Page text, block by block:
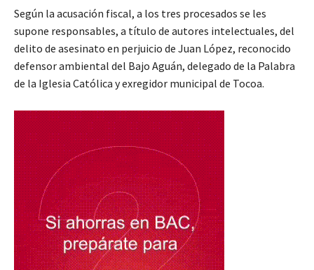
Según la acusación fiscal, a los tres procesados se les
supone responsables, a título de autores intelectuales, del
delito de asesinato en perjuicio de Juan López, reconocido
defensor ambiental del Bajo Aguán, delegado de la Palabra
de la Iglesia Católica y exregidor municipal de Tocoa.